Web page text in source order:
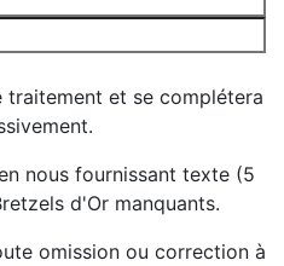
traitement et se complétera
nous fournissant texte (5
d'Or manquants.
omission ou correction à